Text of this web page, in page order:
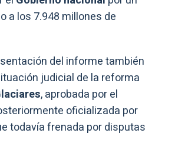
a los 7.948 millones de
del informe también
judicial de la reforma
, aprobada por el
oficializada por
todavía frenada por disputas